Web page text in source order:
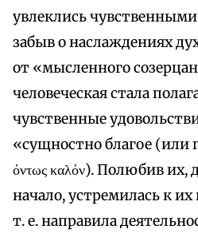
увлеклись
забыв о наслаждениях
от «мысленного
человеческая стала
чувственные
«сущностно благое (или
όντως καλόν). Полюбив
начало, устремилась к их
т. е. направила